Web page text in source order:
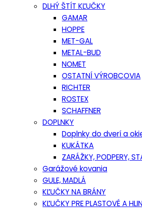
DLHÝ ŠTÍT KĽUČKY
GAMAR
HOPPE
MET-GAL
METAL-BUD
NOMET
OSTATNÍ VÝROBCOVIA
RICHTER
ROSTEX
SCHAFFNER
DOPLNKY
Doplnky do dverí a
KUKÁTKA
ZARÁŽKY, PODPERY,
Garážové kovania
GULE, MADLÁ
KĽUČKY NA BRÁNY
KĽUČKY PRE PLASTOVÉ A